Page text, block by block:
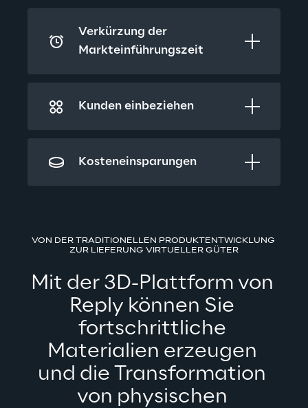
Verkürzung der
Markteinführungszeit
Kunden einbeziehen
Kosteneinsparungen
VON DER TRADITIONELLEN PRODUKTENTWICKLUNG
ZUR LIEFERUNG VIRTUELLER GÜTER
Mit der 3D-Plattform von
Reply können Sie
fortschrittliche
Materialien erzeugen
und die Transformation
von physischen